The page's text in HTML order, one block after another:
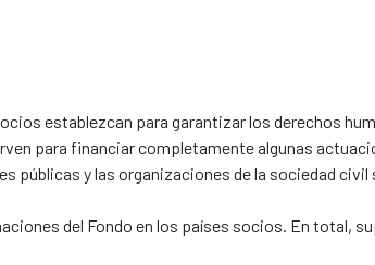
establezcan para garantizar los derechos
para financiar completamente algunas
públicas y las organizaciones de la sociedad civil
del Fondo en los países socios. En total,